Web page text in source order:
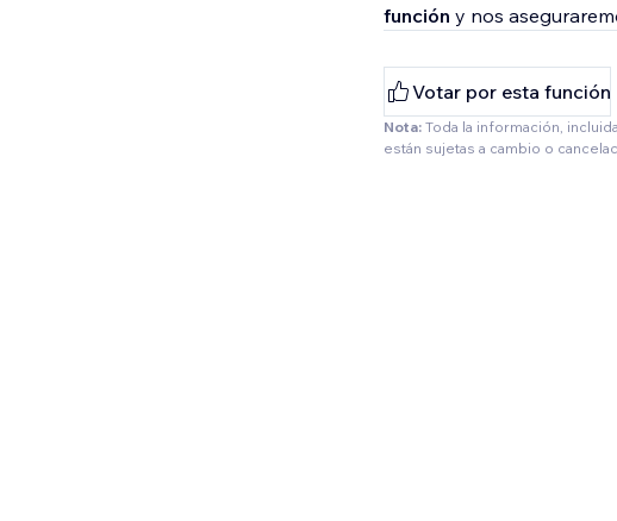
función y nos
Votar por esta función
Nota: Toda la información,
están sujetas a cambio o